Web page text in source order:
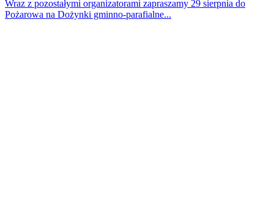
Wraz z pozostałymi organizatorami zapraszamy 29 sierpnia do
Pożarowa na Dożynki gminno-parafialne...